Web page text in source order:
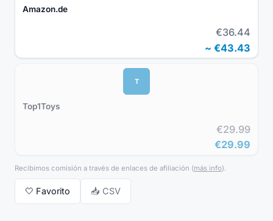
Amazon.de
€36.44
~ €43.43
T
Top1Toys
€29.99
€29.99
Recibimos comisión a través de enlaces de afiliación (más info).
🤍 Favorito 📥 CSV